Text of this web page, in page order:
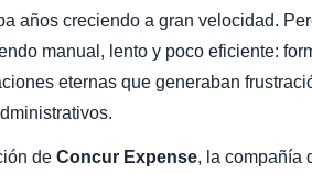
años creciendo a gran velocidad.
manual, lento y poco eficiente:
eternas que generaban
de Concur Expense, la compañía